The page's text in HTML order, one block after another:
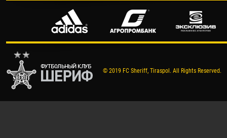
© 2019 FC Sheriff, Tiraspol. All Rights Reserved.